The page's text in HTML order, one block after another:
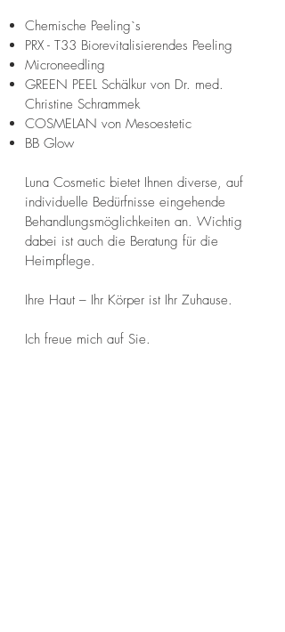
Chemische Peeling`s
PRX - T33 Biorevitalisierendes Peeling
Microneedling
GREEN PEEL Schälkur von Dr. med.
Christine Schrammek
COSMELAN von Mesoestetic
BB Glow
Luna Cosmetic bietet Ihnen diverse, auf
individuelle Bedürfnisse eingehende
Behandlungsmöglichkeiten an. Wichtig
dabei ist auch die Beratung für die
Heimpflege.
Ihre Haut – Ihr Körper ist Ihr Zuhause.
Ich freue mich auf Sie.